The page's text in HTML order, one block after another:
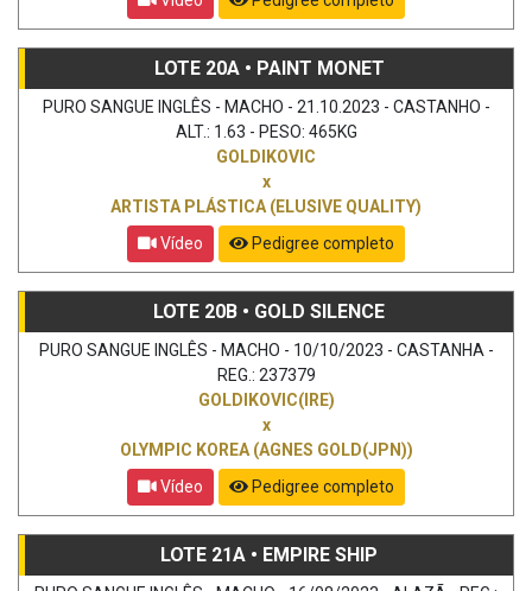
LOTE 20A • PAINT MONET
PURO SANGUE INGLÊS - MACHO - 21.10.2023 - CASTANHO -
ALT.: 1.63 - PESO: 465KG
GOLDIKOVIC
x
ARTISTA PLÁSTICA (ELUSIVE QUALITY)
Vídeo
Pedigree completo
LOTE 20B • GOLD SILENCE
PURO SANGUE INGLÊS - MACHO - 10/10/2023 - CASTANHA -
REG.: 237379
GOLDIKOVIC(IRE)
x
OLYMPIC KOREA (AGNES GOLD(JPN))
Vídeo
Pedigree completo
LOTE 21A • EMPIRE SHIP